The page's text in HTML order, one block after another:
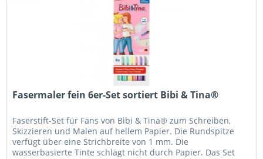
Fasermaler fein 6er-Set sortiert Bibi & Tina®
Faserstift-Set für Fans von Bibi & Tina® zum Schreiben,
Skizzieren und Malen auf hellem Papier. Die Rundspitze
verfügt über eine Strichbreite von 1 mm. Die
wasserbasierte Tinte schlägt nicht durch Papier. Das Set